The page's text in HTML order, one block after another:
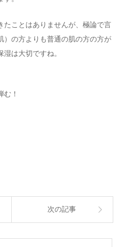
たことはありませんが、極論で言
）の方よりも普通の肌の方の方が
は大切ですね。
む！
次の記事